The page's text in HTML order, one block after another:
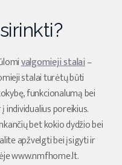
valgomieji stalai–
stalai turėtų būti
funkcionalumą bei
individualius poreikius.
bet kokio dydžio bei
apžvelgti bei įsigyti ir
www.nmfhome.lt.